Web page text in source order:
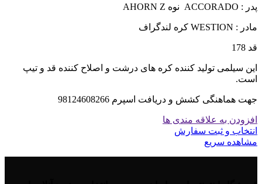
پدر : ACCORADO نوه AHORN Z
مادر : WESTION کره لندگراف
قد 178
این سیلمی تولید کننده کره های درشت و اصلاح کننده قد و تیپ
است.
جهت هماهنگی کشش و دریافت اسپرم 98124608266
افزودن به علاقه مندی ها
انتخاب و ثبت سفارش
مشاهده سریع